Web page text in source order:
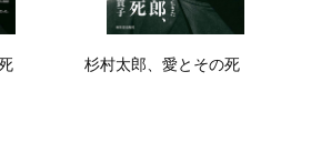
杉村太郎、愛とその死